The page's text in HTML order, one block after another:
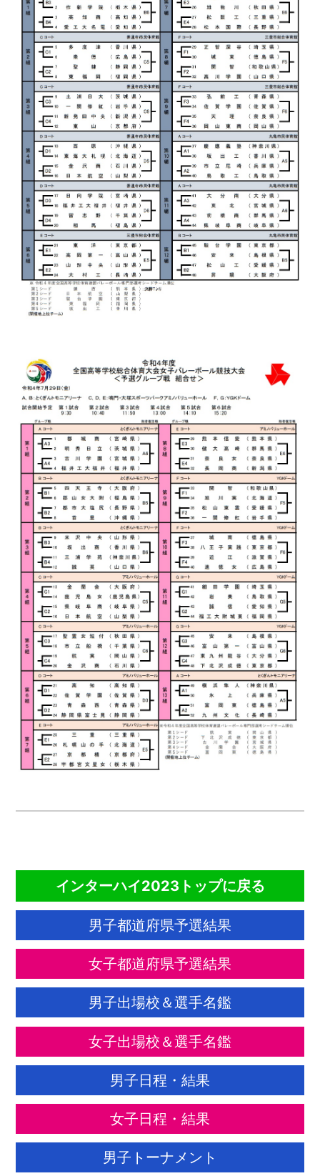
インターハイ2023トップに戻る
男子都道府県予選結果
女子都道府県予選結果
男子出場校＆選手名鑑
女子出場校＆選手名鑑
男子日程・結果
女子日程・結果
男子トーナメント